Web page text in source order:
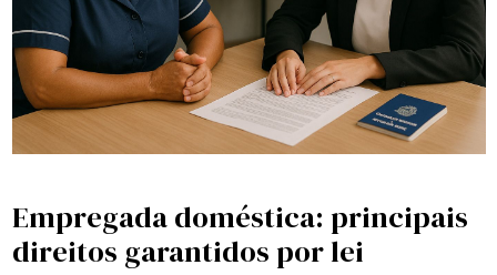
Empregada doméstica: principais
direitos garantidos por lei